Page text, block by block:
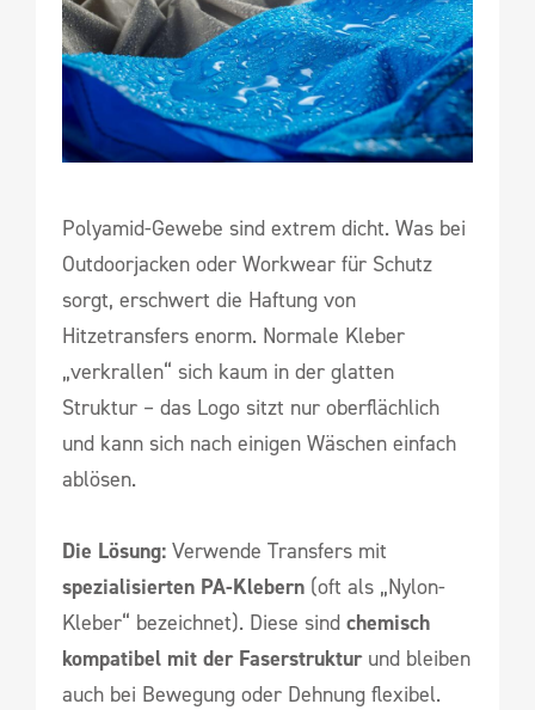
Polyamid-Gewebe sind extrem dicht. Was bei
Outdoorjacken oder Workwear für Schutz
sorgt, erschwert die Haftung von
Hitzetransfers enorm. Normale Kleber
„verkrallen“ sich kaum in der glatten
Struktur – das Logo sitzt nur oberflächlich
und kann sich nach einigen Wäschen einfach
ablösen.
Die Lösung: Verwende Transfers mit
spezialisierten PA-Klebern (oft als „Nylon-
Kleber“ bezeichnet). Diese sind chemisch
kompatibel mit der Faserstrukturund bleiben
auch bei Bewegung oder Dehnung flexibel.